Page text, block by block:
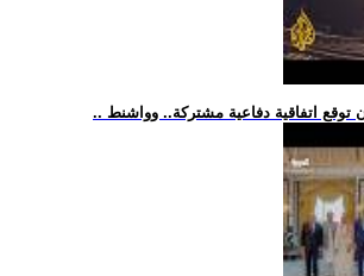
توقع اتفاقية دفاعية مشتركة.. وواشنط